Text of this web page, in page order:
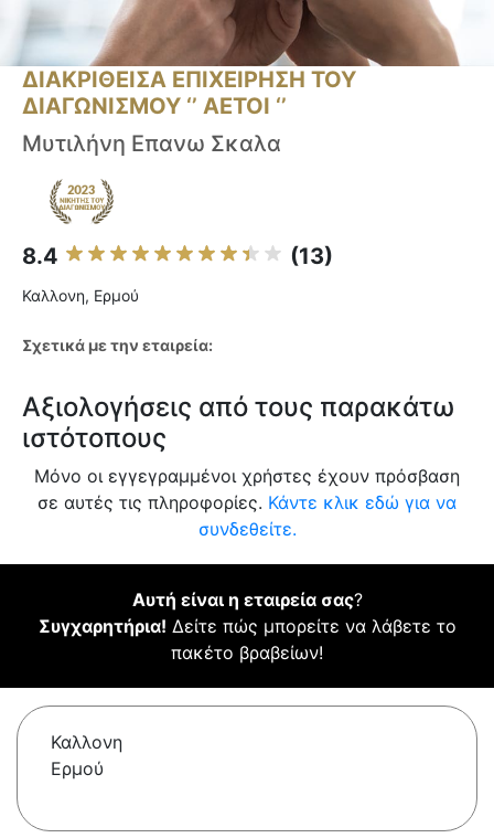
ΔΙΑΚΡΙΘΕΙΣΑ ΕΠΙΧΕΙΡΗΣΗ ΤΟΥ
ΔΙΑΓΩΝΙΣΜΟΥ ‘’ ΑΕΤΟΙ ‘’
Μυτιλήνη Επανω Σκαλα
8.4 (13)
Καλλονη, Ερμού
Σχετικά με την εταιρεία:
Αξιολογήσεις από τους παρακάτω
ιστότοπους
Μόνο οι εγγεγραμμένοι χρήστες έχουν πρόσβαση
σε αυτές τις πληροφορίες. Κάντε κλικ εδώ για να
συνδεθείτε.
Αυτή είναι η εταιρεία σας?
Συγχαρητήρια! Δείτε πώς μπορείτε να λάβετε το
πακέτο βραβείων!
Καλλονη
Ερμού